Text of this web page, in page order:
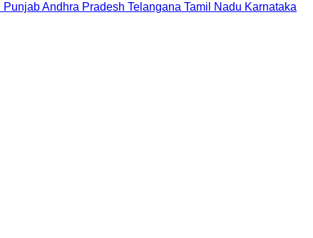
PunjabAndhra Pradesh Telangana Tamil Nadu Karnataka